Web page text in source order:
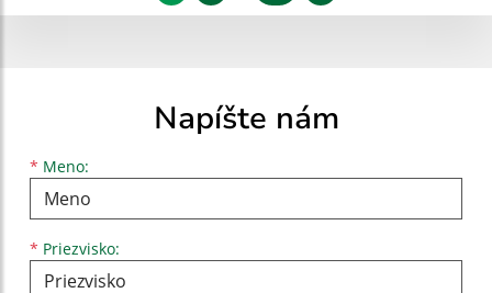
Napíšte nám
* Meno:
Meno
* Priezvisko:
Priezvisko
E-mailová adresa